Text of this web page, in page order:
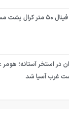
صعود هومر عباسی به فینال ۵۰ متر
استخر آستانه؛ هومر